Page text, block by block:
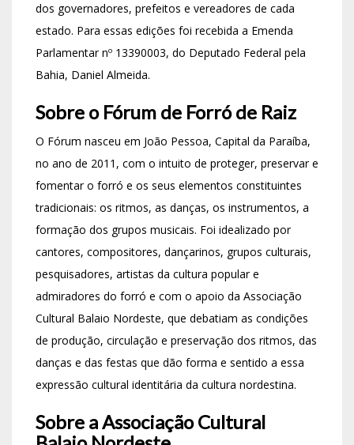
dos governadores, prefeitos e vereadores de cada
estado. Para essas edições foi recebida a Emenda
Parlamentar nº 13390003, do Deputado Federal pela
Bahia, Daniel Almeida.
Sobre o Fórum de Forró de Raiz
O Fórum nasceu em João Pessoa, Capital da Paraíba,
no ano de 2011, com o intuito de proteger, preservar e
fomentar o forró e os seus elementos constituintes
tradicionais: os ritmos, as danças, os instrumentos, a
formação dos grupos musicais. Foi idealizado por
cantores, compositores, dançarinos, grupos culturais,
pesquisadores, artistas da cultura popular e
admiradores do forró e com o apoio da Associação
Cultural Balaio Nordeste, que debatiam as condições
de produção, circulação e preservação dos ritmos, das
danças e das festas que dão forma e sentido a essa
expressão cultural identitária da cultura nordestina.
Sobre a Associação Cultural